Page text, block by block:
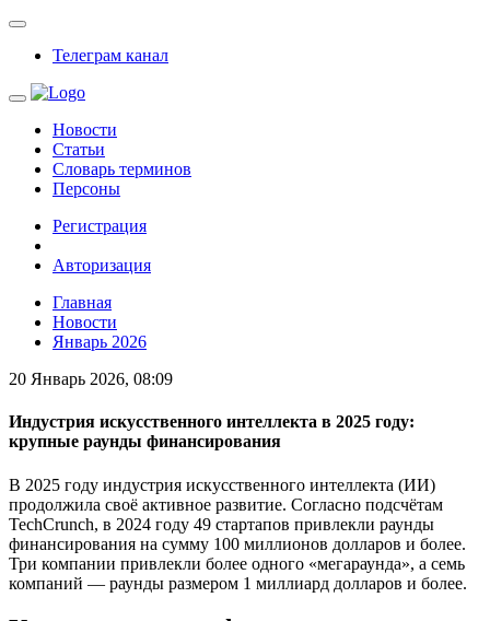
Телеграм канал
Новости
Статьи
Словарь терминов
Персоны
Регистрация
Авторизация
Главная
Новости
Январь 2026
20 Январь 2026, 08:09
Индустрия искусственного интеллекта в 2025 году:
крупные раунды финансирования
В 2025 году индустрия искусственного интеллекта (ИИ)
продолжила своё активное развитие. Согласно подсчётам
TechCrunch, в 2024 году 49 стартапов привлекли раунды
финансирования на сумму 100 миллионов долларов и более.
Три компании привлекли более одного «мегараунда», а семь
компаний — раунды размером 1 миллиард долларов и более.